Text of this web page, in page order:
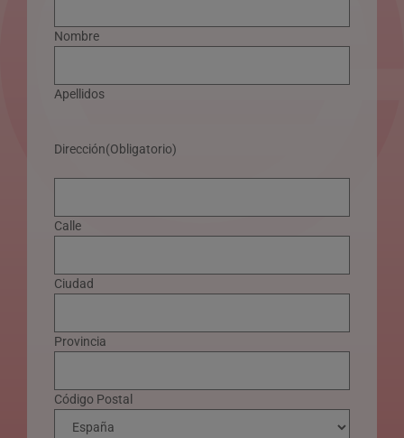
Nombre
Apellidos
Dirección(Obligatorio)
Calle
Ciudad
Provincia
Código Postal